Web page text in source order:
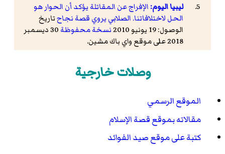
ليبيا اليوم: الإفراج عن المقاتلة يؤكد أن الحوار هو
الحل لاختلافاتنا. الصلابي يروي قصة نجاحتاريخ
الوصول: 19 يونيو 2010
نسخة محفوظة
30 ديسمبر
2018 على موقع واي باك مشين.
نسخة محفوظة
واي باك مشين.وصلات خارجية
الموقع الرسمي
مقالاته بموقع قصة الإسلام
كتبة على موقع صيد الفوائد